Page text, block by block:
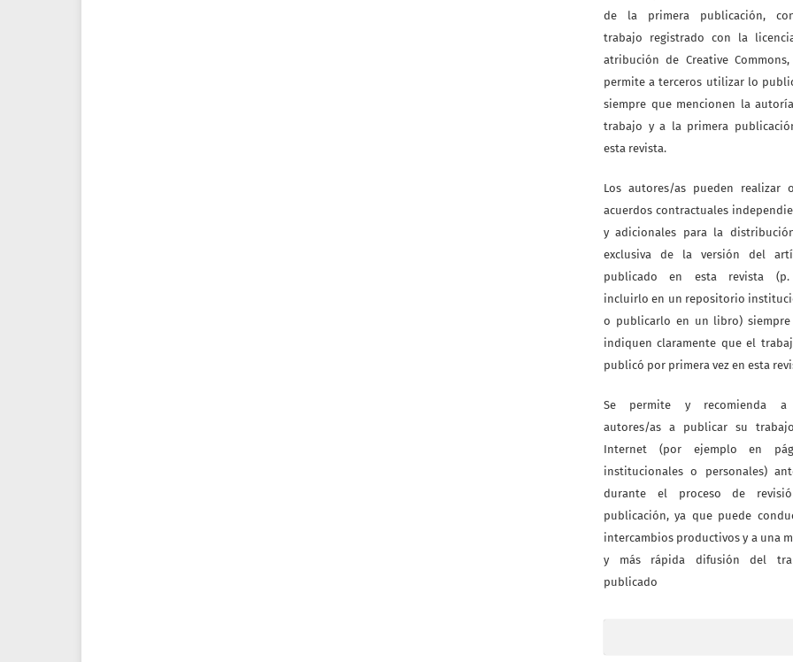
de la primera publicación,
trabajo registrado con la
atribución de Creative
permite a terceros utilizar lo
siempre que mencionen la
trabajo y a la primera
esta revista.
Los autores/as pueden realizar
acuerdos contractuales
y adicionales para la
exclusiva de la versión del
publicado en esta revista
incluirlo en un repositorio
o publicarlo en un libro) siempre
indiquen claramente que el
publicó por primera vez en esta
Se permite y recomienda
autores/as a publicar su
Internet (por ejemplo en
institucionales o personales)
durante el proceso de
publicación, ya que puede
intercambios productivos y a una
y más rápida difusión del
publicado